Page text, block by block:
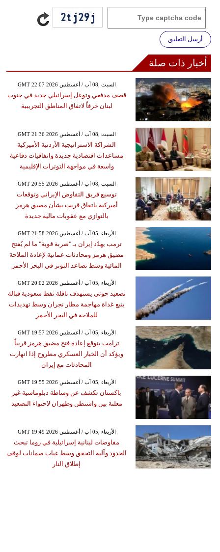
أرسل التعليق
أخبار ذات صلة
GMT 22:07 2026 السبت ,08 آب / أغسطس
قصف مدفعي وتوغل إسرائيلي جديد في جنوب
لبنان خرقاً لاتفاق المناطق التجريبية
GMT 21:36 2026 السبت ,08 آب / أغسطس
الشراكة الاستراتيجية الأردنية الأميركية
مساعدات اقتصادية جديدة واتفاقيات دفاعية
واسعة في مواجهة التوترات الإقليمية
GMT 20:55 2026 السبت ,08 آب / أغسطس
توسيع فريق التفاوض الإيراني وتوقعات
أميركية باتفاق قريب بشأن مضيق هرمز
بالتوازي مع عقوبات مالية جديدة
GMT 21:58 2026 الأربعاء ,05 آب / أغسطس
ترمب يهدّد إيران بـ "ضربة قوية" ما لم يُفتح
مضيق هرمز ومحادثات عمانية لإعادة الملاحة
المائية وسط تصاعد التوتر في البحر الأحمر
GMT 20:02 2026 الأربعاء ,05 آب / أغسطس
تصعيد حوثي يستهدف ناقلة نفط سعودية قبالة
ينبع غداة مهاجمة مطار نجران وسط تهديدات
للملاحة في البحر الأحمر
GMT 19:57 2026 الأربعاء ,05 آب / أغسطس
ترامب يتوقع إعادة فتح مضيق هرمز قريباً
ويؤكد أن الخيار العسكري مطروح إذا انهارت
المحادثات مع إيران
GMT 19:55 2026 الأربعاء ,05 آب / أغسطس
باكستان تكشف عن وساطة دبلوماسية غير
معلنة بين واشنطن وطهران لاحتواء التصعيد
GMT 19:49 2026 الأربعاء ,05 آب / أغسطس
مفاوضات لبنانية إسرائيلية في روما تبحث
الحدود وآلية التحقق وسط غياب ضمانات لوقف
إطلاق النار